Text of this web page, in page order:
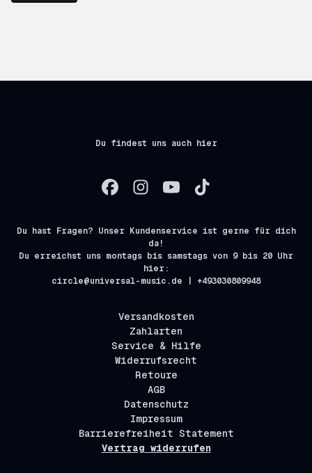
Du findest uns auch hier
Du hast Fragen? Unser Kundenservice ist gerne für dich
da!
Du erreichst uns montags bis samstags von 9 bis 20 Uhr
hier:
circle@universal-music.de | +493030809948
Versandkosten
Zahlarten
Service & Hilfe
Widerrufsrecht
Retoure
AGB
Datenschutz
Impressum
Barrierefreiheit Statement
Vertrag widerrufen